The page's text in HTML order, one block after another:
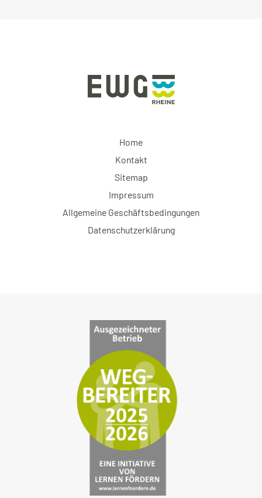
Home
Kontakt
Sitemap
Impressum
Allgemeine Geschäftsbedingungen
Datenschutzerklärung